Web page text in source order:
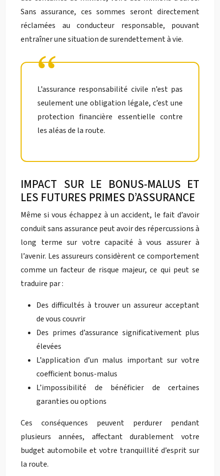
Sans assurance, ces sommes seront directement
réclamées au conducteur responsable, pouvant
entraîner une situation de surendettement à vie.
L’assurance responsabilité civile n’est pas
seulement une obligation légale, c’est une
protection financière essentielle contre
les aléas de la route.
IMPACT SUR LE BONUS-MALUS ET
LES FUTURES PRIMES D’ASSURANCE
Même si vous échappez à un accident, le fait d’avoir
conduit sans assurance peut avoir des répercussions à
long terme sur votre capacité à vous assurer à
l’avenir. Les assureurs considèrent ce comportement
comme un facteur de risque majeur, ce qui peut se
traduire par :
Des difficultés à trouver un assureur acceptant
de vous couvrir
Des primes d’assurance significativement plus
élevées
L’application d’un malus important sur votre
coefficient bonus-malus
L’impossibilité de bénéficier de certaines
garanties ou options
Ces conséquences peuvent perdurer pendant
plusieurs années, affectant durablement votre
budget automobile et votre tranquillité d’esprit sur
la route.